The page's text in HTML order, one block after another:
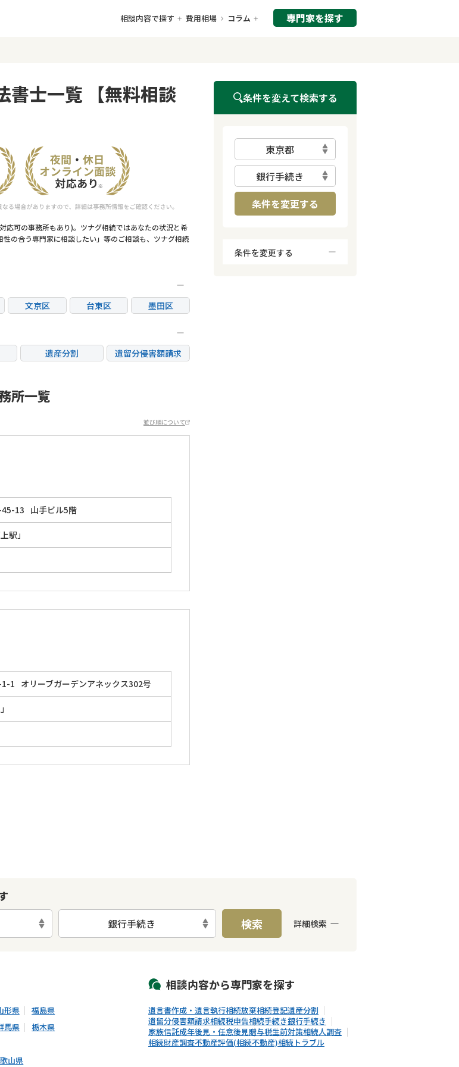
相談内容で探す 費用相場 コラム 専門家を探す
書士一覧 【無料相談
応可の事務所もあり)。ツナグ相続ではあなたの状況と希
の合う専門家に相談したい」等のご相談も、ツナグ相続
文京区 台東区
墨田区
板橋区 練馬区
足立区
三鷹市 府中市
調布市
遺産分割
遺留分侵害額請求
相続財産調査
所一覧
並び順について
13 山手ビル5階
駅」
1 オリーブガーデンアネックス302号
条件を変えて検索する
東京都
銀行手続き
条件を変更する
条件を変更する
銀行手続き 検索 詳細検索
形県
福島県
馬県
栃木県
山県
相談内容から専門家を探す
遺言書作成・遺言執行相続放棄相続登記遺産分割
遺留分侵害額請求相続税申告相続手続き銀行手続き
家族信託成年後見・任意後見贈与税生前対策相続人調査
相続財産調査不動産評価(相続不動産)相続トラブル